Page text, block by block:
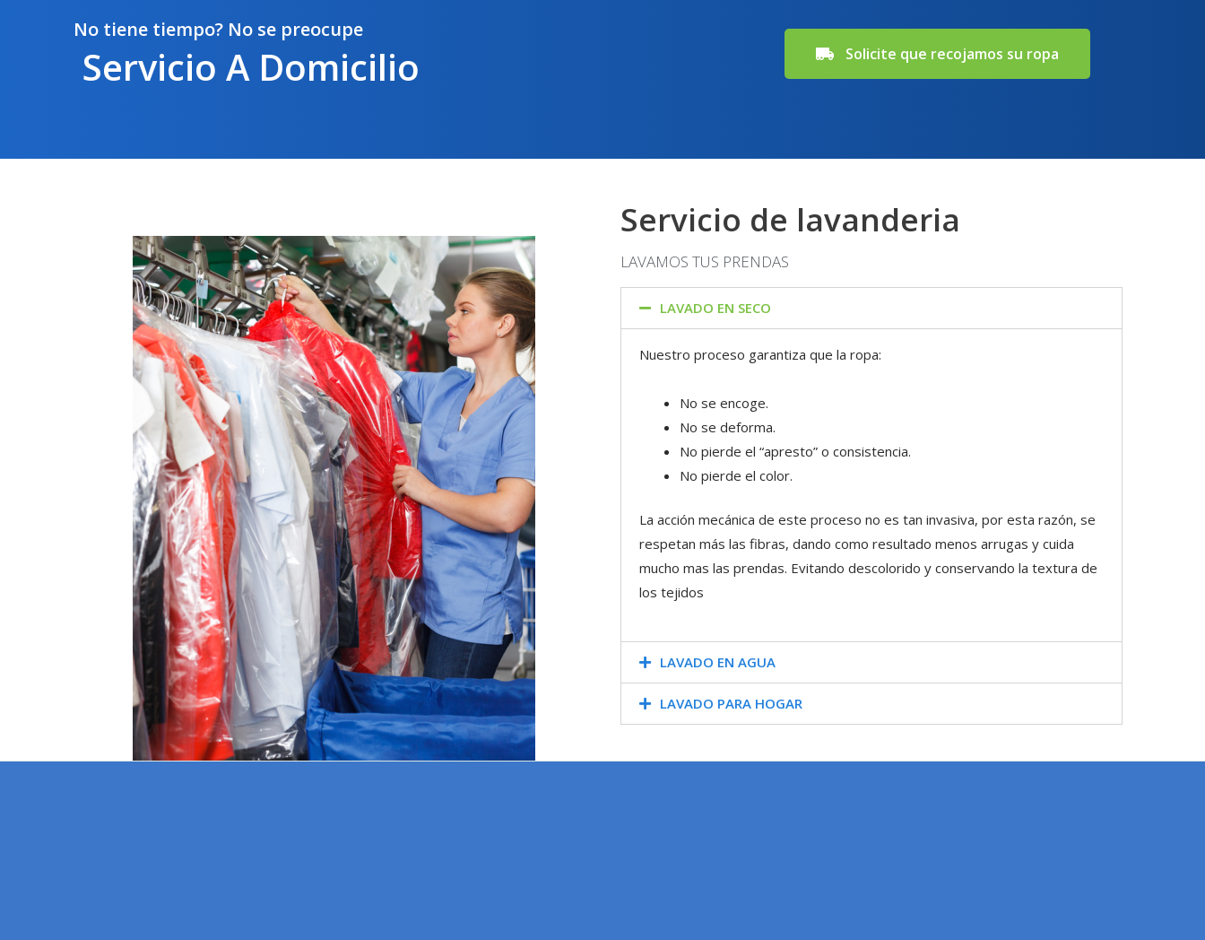
No tiene tiempo? No se preocupe
Servicio A Domicilio Solicite que recojamos su ropa
Servicio de lavanderia
LAVAMOS TUS PRENDAS
LAVADO EN SECO
Nuestro proceso garantiza que la ropa:
No se encoge.
No se deforma.
No pierde el “apresto” o consistencia.
No pierde el color.
La acción mecánica de este proceso no es tan invasiva, por esta razón, se
respetan más las fibras, dando como resultado menos arrugas y cuida
mucho mas las prendas. Evitando descolorido y conservando la textura de
los tejidos
LAVADO EN AGUA
LAVADO PARA HOGAR